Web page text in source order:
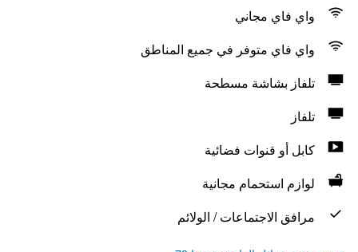
واي فاي مجاني
واي فاي متوفر في جميع المناطق
تلفاز بشاشة مسطحة
تلفاز
كابل أو قنوات فضائية
لوازم استحمام مجانية
مرافق الاجتماعات / الولائم